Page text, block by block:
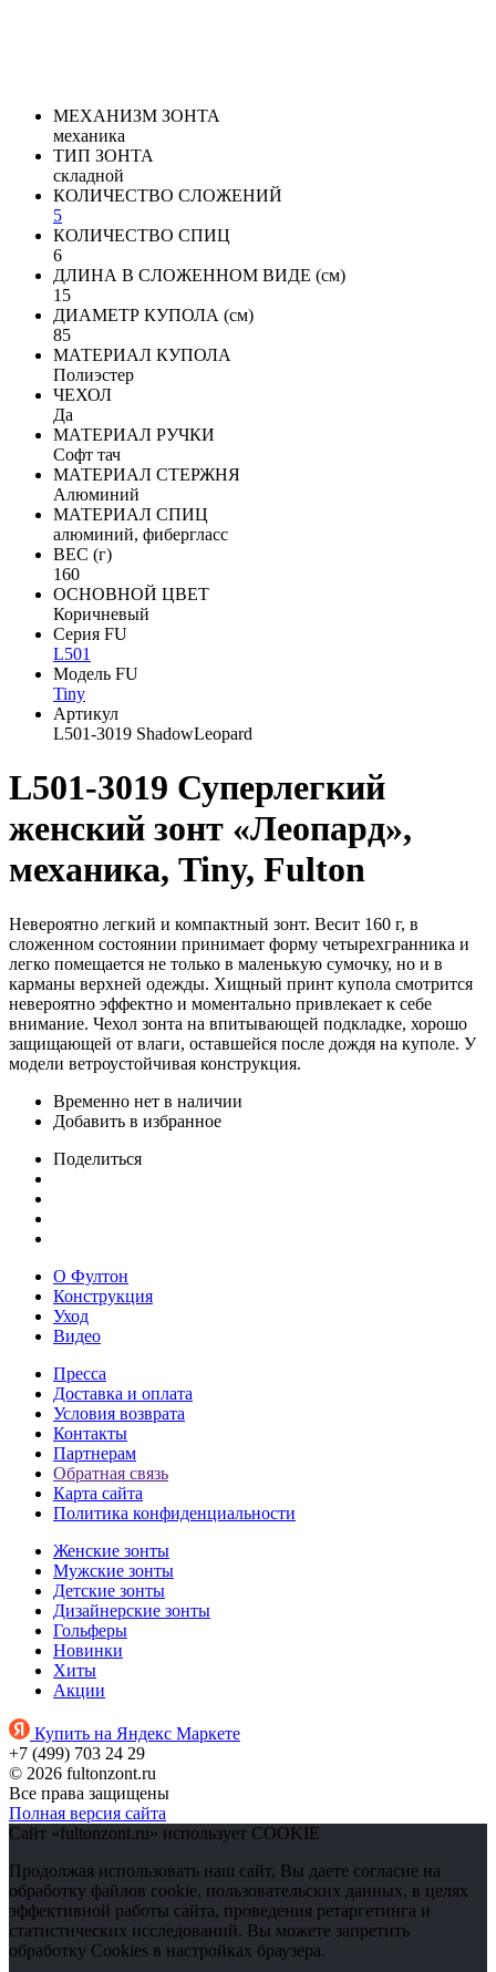
МЕХАНИЗМ ЗОНТА
механика
ТИП ЗОНТА
складной
КОЛИЧЕСТВО СЛОЖЕНИЙ
5
КОЛИЧЕСТВО СПИЦ
6
ДЛИНА В СЛОЖЕННОМ ВИДЕ (см)
15
ДИАМЕТР КУПОЛА (см)
85
МАТЕРИАЛ КУПОЛА
Полиэстер
ЧЕХОЛ
Да
МАТЕРИАЛ РУЧКИ
Софт тач
МАТЕРИАЛ СТЕРЖНЯ
Алюминий
МАТЕРИАЛ СПИЦ
алюминий, фибергласс
ВЕС (г)
160
ОСНОВНОЙ ЦВЕТ
Коричневый
Серия FU
L501
Модель FU
Tiny
Артикул
L501-3019 ShadowLeopard
L501-3019 Суперлегкий
женский зонт «Леопард»,
механика, Tiny, Fulton
Невероятно легкий и компактный зонт. Весит 160 г, в
сложенном состоянии принимает форму четырехгранника и
легко помещается не только в маленькую сумочку, но и в
карманы верхней одежды. Хищный принт купола смотрится
невероятно эффектно и моментально привлекает к себе
внимание. Чехол зонта на впитывающей подкладке, хорошо
защищающей от влаги, оставшейся после дождя на куполе. У
модели ветроустойчивая конструкция.
Временно нет в наличии
Добавить в избранное
Поделиться
О Фултон
Конструкция
Уход
Видео
Пресса
Доставка и оплата
Условия возврата
Контакты
Партнерам
Обратная связь
Карта сайта
Политика конфиденциальности
Женские зонты
Мужские зонты
Детские зонты
Дизайнерские зонты
Гольферы
Новинки
Хиты
Акции
Купить на Яндекс Маркете
+7 (499) 703 24 29
© 2026 fultonzont.ru
Все права защищены
Полная версия сайта
Сайт «fultonzont.ru» использует COOKIE
Продолжая использовать наш сайт, Вы даете согласие на
обработку файлов cookie, пользовательских данных, в целях
эффективной работы сайта, проведения ретаргетинга и
статистических исследований. Вы можете запретить
обработку Cookies в настройках браузера.